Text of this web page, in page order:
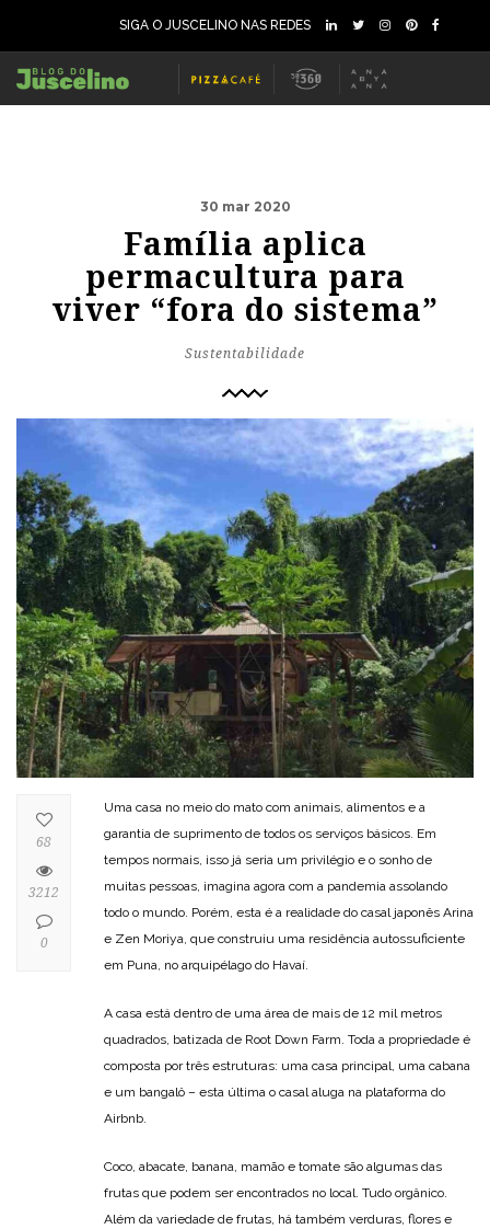
SIGA O JUSCELINO NAS REDES
30 mar 2020
Família aplica
permacultura para
viver “fora do sistema”
Sustentabilidade
Uma casa no meio do mato com animais, alimentos e a
garantia de suprimento de todos os serviços básicos. Em
tempos normais, isso já seria um privilégio e o sonho de
muitas pessoas, imagina agora com a pandemia assolando
todo o mundo. Porém, esta é a realidade do casal japonês Arina
e Zen Moriya, que construiu uma residência autossuficiente
em Puna, no arquipélago do Havaí.
A casa está dentro de uma área de mais de 12 mil metros
quadrados, batizada de Root Down Farm. Toda a propriedade é
composta por três estruturas: uma casa principal, uma cabana
e um bangalô – esta última o casal aluga na plataforma do
Airbnb.
Coco, abacate, banana, mamão e tomate são algumas das
frutas que podem ser encontrados no local. Tudo orgânico.
Além da variedade de frutas, há também verduras, flores e
68
3212
0